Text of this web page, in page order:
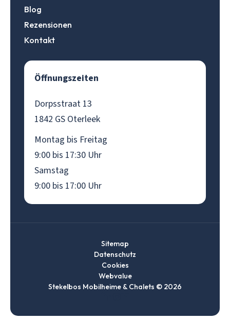
Blog
Rezensionen
Kontakt
Öffnungszeiten
Dorpsstraat 13
1842 GS Oterleek
Montag bis Freitag
9:00 bis 17:30 Uhr
Samstag
9:00 bis 17:00 Uhr
Stekelbos Mobilheime & Chalets © 2026
Sitemap
Datenschutz
Cookies
Webvalue
naar
naarnaarnaar